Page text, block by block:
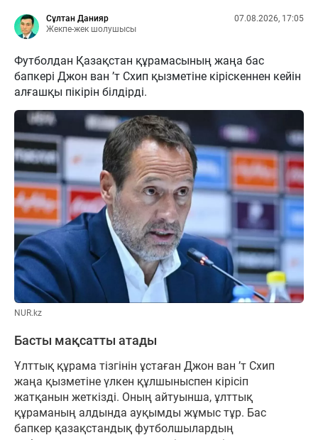
Сұлтан Данияр
Жекпе-жек шолушысы
07.08.2026, 17:05
Футболдан Қазақстан құрамасының жаңа бас
бапкері Джон ван ’т Схип қызметіне кіріскеннен кейін
алғашқы пікірін білдірді.
NUR.kz
Басты мақсатты атады
Ұлттық құрама тізгінін ұстаған Джон ван ’т Схип
жаңа қызметіне үлкен құлшыныспен кірісіп
жатқанын жеткізді. Оның айтуынша, ұлттық
құраманың алдында ауқымды жұмыс тұр. Бас
бапкер қазақстандық футболшылардың